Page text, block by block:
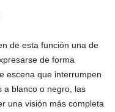
de esta función una de
de forma
escena que interrumpen
a blanco o negro, las
una visión más completa